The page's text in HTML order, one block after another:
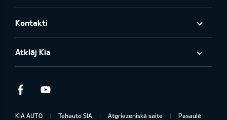
Kontakti
Atklāj Kia
Facebook
KIA AUTO Tehauto SIA Atgriezeniskā saite Pasaulē